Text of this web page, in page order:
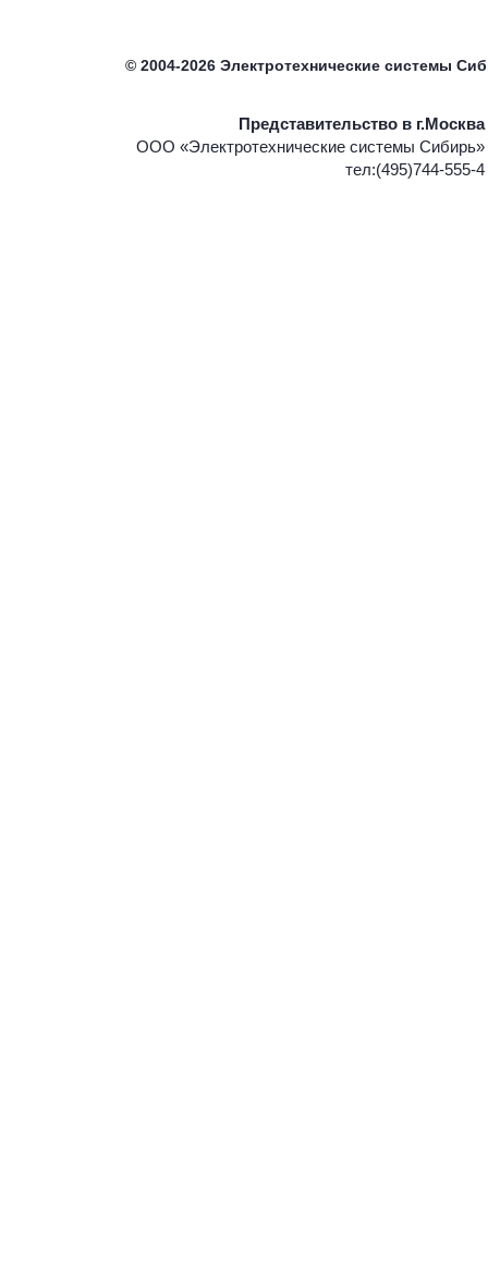
© 2004-2026 Электротехнические системы
Представительство в г.Москва
ООО «Электротехнические системы Сибирь»
тел:(495)744-555-4